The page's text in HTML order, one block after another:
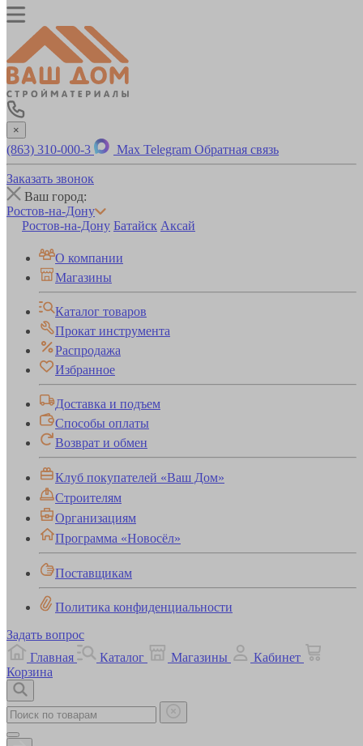
×
(863) 310-000-3 Max Telegram Обратная связь
Заказать звонок
Ваш город:
Ростов-на-Дону
Ростов-на-Дону Батайск Аксай
О компании
Магазины
Каталог товаров
Прокат инструмента
Распродажа
Избранное
Доставка и подъем
Способы оплаты
Возврат и обмен
Клуб покупателей «Ваш Дом»
Строителям
Организациям
Программа «Новосёл»
Поставщикам
Политика конфиденциальности
Задать вопрос
Главная
Каталог Магазины
Кабинет
Корзина